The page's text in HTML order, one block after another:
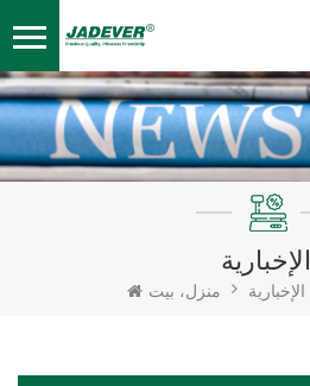
الإخبارية
منزل، بيت الإخبارية